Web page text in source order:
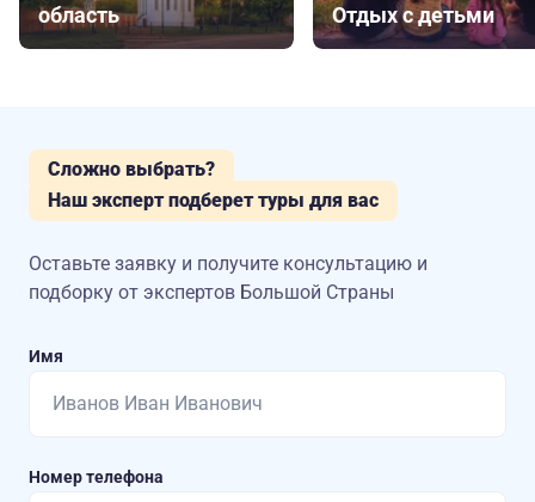
область
Отдых с детьми
Сложно выбрать?
Наш эксперт подберет туры для вас
Оставьте заявку и получите консультацию и
подборку от экспертов Большой Страны
Имя
Номер телефона